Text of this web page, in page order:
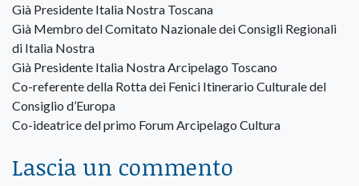
Già Presidente Italia Nostra Toscana
Già Membro del Comitato Nazionale dei Consigli Regionali
di Italia Nostra
Già Presidente Italia Nostra Arcipelago Toscano
Co-referente della Rotta dei Fenici Itinerario Culturale del
Consiglio d’Europa
Co-ideatrice del primo Forum Arcipelago Cultura
Lascia un commento